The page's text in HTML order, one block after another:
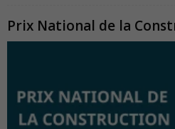
Prix National de la